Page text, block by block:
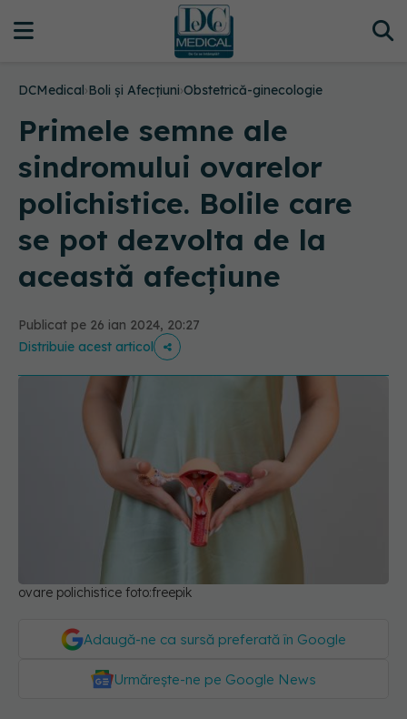
DCMedical›Boli și Afecțiuni›Obstetrică-ginecologie
Primele semne ale
sindromului ovarelor
polichistice. Bolile care
se pot dezvolta de la
această afecțiune
Publicat pe 26 ian 2024, 20:27
Distribuie acest articol
ovare polichistice foto:freepik
Adaugă-ne ca sursă preferată în Google
Urmărește-ne pe Google News